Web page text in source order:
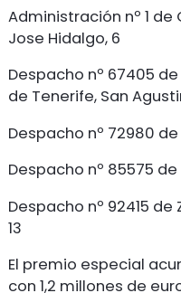
Administración nº 1
Jose Hidalgo, 6
Despacho nº 67405
de Tenerife, San
Despacho nº 72980
Despacho nº 85575
Despacho nº 92415
13
El premio especial
con 1,2 millones de